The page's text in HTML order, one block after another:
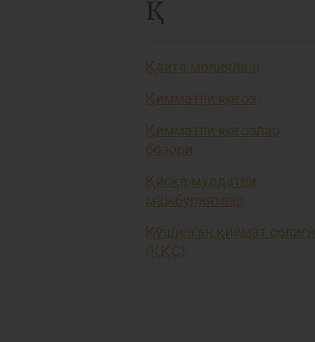
Қ
Қайта молиялаш
Қимматли қоғоз
Қимматли қоғозлар
бозори
Қисқа муддатли
мажбуриятлар
Қўшилган қиймат солиғи
(ҚҚС)